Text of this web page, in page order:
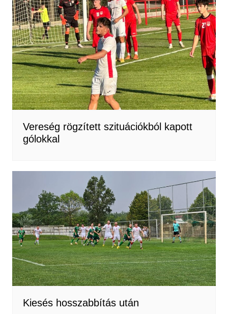
Vereség rögzített szituációkból kapott
gólokkal
Kiesés hosszabbítás után